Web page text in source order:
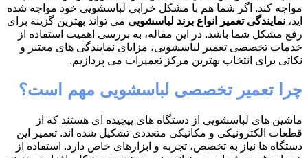
مواجه کند. اگر شما هم با مشکل خرابی لباسشویی خود مواجه شده
اید، نمایندگی تعمیر انواع برند لباسشویی می تواند بهترین گزینه برای
رفع مشکل شما باشد. در این مقاله، به بررسی اهمیت استفاده از
خدمات تخصصی تعمیر لباسشویی، مزایای نمایندگی های معتبر و
نکاتی برای انتخاب بهترین مرکز تعمیرات می پردازیم.
چرا تعمیر تخصصی لباسشویی مهم است؟
ماشین های لباسشویی از دستگاه های پیچیده ای هستند که از
قطعات الکترونیکی و مکانیکی متعددی تشکیل شده اند. تعمیر این
دستگاه ها نیاز به تخصص، تجربه و ابزارهای خاص دارد. استفاده از